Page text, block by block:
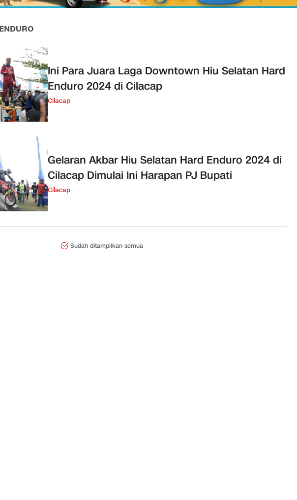
Ini Para Juara Laga Downtown Hiu Selatan Hard
Enduro 2024 di Cilacap
Cilacap
Gelaran Akbar Hiu Selatan Hard Enduro 2024 di
Cilacap Dimulai Ini Harapan PJ Bupati
Cilacap
Sudah ditampilkan semua